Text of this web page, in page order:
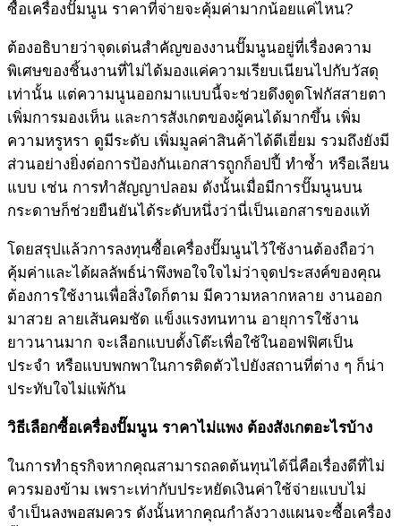
ซื้อเครื่องปั๊มนูน ราคาที่จ่ายจะคุ้มค่ามากน้อยแค่ไหน?
ต้องอธิบายว่าจุดเด่นสำคัญของงานปั๊มนูนอยู่ที่เรื่องความ
พิเศษของชิ้นงานที่ไม่ได้มองแค่ความเรียบเนียนไปกับวัสดุ
เท่านั้น แต่ความนูนออกมาแบบนี้จะช่วยดึงดูดโฟกัสสายตา
เพิ่มการมองเห็น และการสังเกตของผู้คนได้มากขึ้น เพิ่ม
ความหรูหรา ดูมีระดับ เพิ่มมูลค่าสินค้าได้ดีเยี่ยม รวมถึงยังมี
ส่วนอย่างยิ่งต่อการป้องกันเอกสารถูกก็อปปี้ ทำซ้ำ หรือเลียน
แบบ เช่น การทำสัญญาปลอม ดังนั้นเมื่อมีการปั๊มนูนบน
กระดาษก็ช่วยยืนยันได้ระดับหนึ่งว่านี่เป็นเอกสารของแท้
โดยสรุปแล้วการลงทุนซื้อเครื่องปั๊มนูนไว้ใช้งานต้องถือว่า
คุ้มค่าและได้ผลลัพธ์น่าพึงพอใจใจไม่ว่าจุดประสงค์ของคุณ
ต้องการใช้งานเพื่อสิ่งใดก็ตาม มีความหลากหลาย งานออก
มาสวย ลายเส้นคมชัด แข็งแรงทนทาน อายุการใช้งาน
ยาวนานมาก จะเลือกแบบตั้งโต๊ะเพื่อใช้ในออฟฟิศเป็น
ประจำ หรือแบบพกพาในการติดตัวไปยังสถานที่ต่าง ๆ ก็น่า
ประทับใจไม่แพ้กัน
วิธีเลือกซื้อเครื่องปั๊มนูน ราคาไม่แพง ต้องสังเกตอะไรบ้าง
ในการทำธุรกิจหากคุณสามารถลดต้นทุนได้นี่คือเรื่องดีที่ไม่
ควรมองข้าม เพราะเท่ากับประหยัดเงินค่าใช้จ่ายแบบไม่
จำเป็นลงพอสมควร ดังนั้นหากคุณกำลังวางแผนจะซื้อเครื่อง